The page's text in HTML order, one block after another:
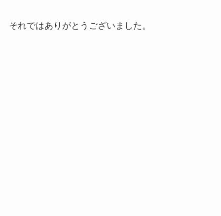
それではありがとうございました。